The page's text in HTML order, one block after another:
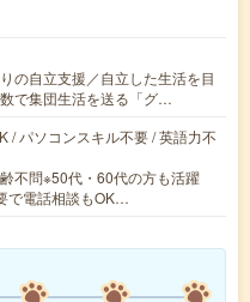
の自立支援／自立した生活を目
で集団生活を送る「グ…
/ パソコンスキル不要 / 英語力不
不問※50代・60代の方も活躍
で電話相談もOK…